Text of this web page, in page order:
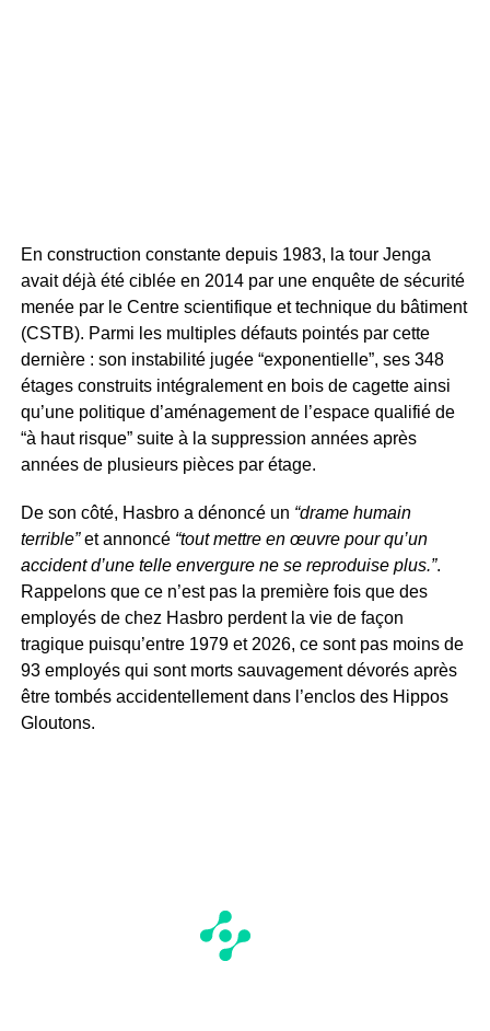
En construction constante depuis 1983, la tour Jenga
avait déjà été ciblée en 2014 par une enquête de sécurité
menée par le Centre scientifique et technique du bâtiment
(CSTB). Parmi les multiples défauts pointés par cette
dernière : son instabilité jugée “exponentielle”, ses 348
étages construits intégralement en bois de cagette ainsi
qu’une politique d’aménagement de l’espace qualifié de
“à haut risque” suite à la suppression années après
années de plusieurs pièces par étage.
De son côté, Hasbro a dénoncé un “drame humain
terrible”et annoncé “tout mettre en œuvre pour qu’un
accident d’une telle envergure ne se reproduise plus.”.
Rappelons que ce n’est pas la première fois que des
employés de chez Hasbro perdent la vie de façon
tragique puisqu’entre 1979 et 2026, ce sont pas moins de
93 employés qui sont morts sauvagement dévorés après
être tombés accidentellement dans l’enclos des Hippos
Gloutons.